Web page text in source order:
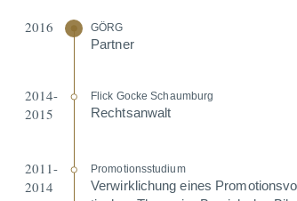
2016 GÖRG
Partner
2014-
2015
Flick Gocke Schaumburg
Rechts­anwalt
2011-
2014
Promo­ti­ons­studium
Verwir­k­li­chung eines